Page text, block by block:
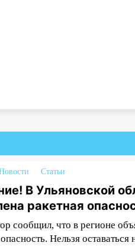
Статьи
В Ульяновской
ракетная
сообщил, что в регионе
Нельзя оставаться